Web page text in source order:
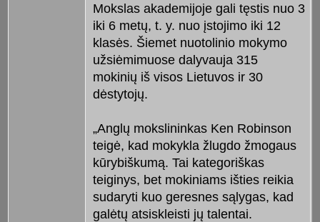
Mokslas akademijoje gali tęstis nuo 3
iki 6 metų, t. y. nuo įstojimo iki 12
klasės. Šiemet nuotolinio mokymo
užsiėmimuose dalyvauja 315
mokinių iš visos Lietuvos ir 30
dėstytojų.
„Anglų mokslininkas Ken Robinson
teigė, kad mokykla žlugdo žmogaus
kūrybiškumą. Tai kategoriškas
teiginys, bet mokiniams išties reikia
sudaryti kuo geresnes sąlygas, kad
galėtų atsiskleisti jų talentai.